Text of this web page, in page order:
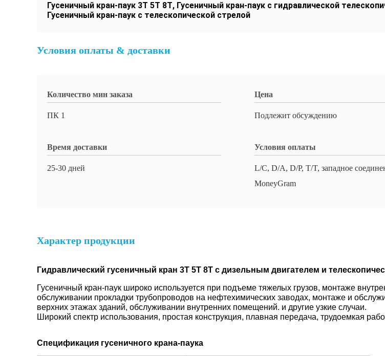
Гусеничный кран-паук 3T 5T ​​8T, Гусеничный кран-паук с гидравлической
Гусеничный кран-паук с телескопической стрелой
Условия оплаты & доставки
Количество мин заказа
ПК 1
Цена
Подлежит обсуждению
Время доставки
25-30 дней
Условия оплаты
L/C, D/A, D/P, T/T, западное
MoneyGram
Характер продукции
Гидравлический гусеничный кран 3T 5T ​​8T с дизельным двигателем и
Гусеничный кран-паук широко используется при подъеме тяжелых грузов, монтаже
обслуживании прокладки трубопроводов на нефтехимических заводах, монтаже и
верхних этажах зданий, обслуживании внутренних помещений. и другие узкие случаи.
Широкий спектр использования, простая конструкция, плавная передача, трудоемкая
Спецификация гусеничного крана-паука